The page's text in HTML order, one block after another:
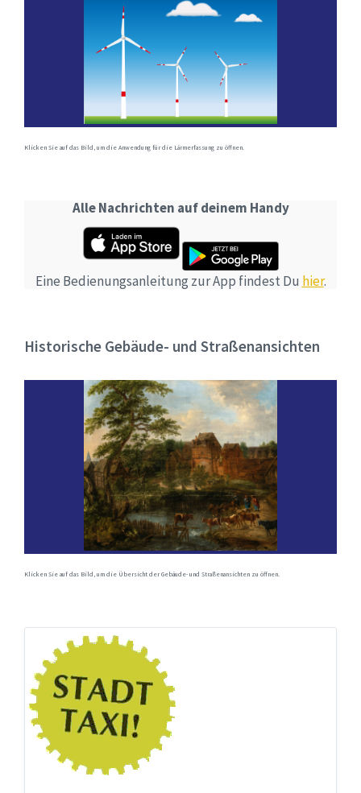
Klicken Sie auf das Bild, um die Anwendung für die Lärmerfassung zu öffnen.
Alle Nachrichten auf deinem Handy
Eine Bedienungsanleitung zur App findest Du hier.
Historische Gebäude- und Straßenansichten
Klicken Sie auf das Bild, um die Übersicht der Gebäude- und Straßenansichten zu öffnen.